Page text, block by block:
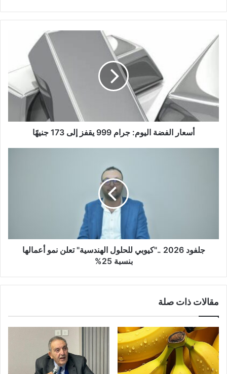
أسعار الفضة اليوم: جرام 999 يقفز إلى 173 جنيهًا
جلفود 2026 .."كيوبي للحلول الهندسية" تعلن نمو أعمالها
بنسبة 25%
مقالات ذات صلة